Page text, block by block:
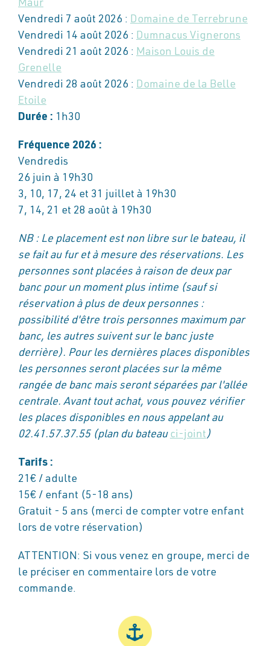
Maur
Vendredi 7 août 2026 : Domaine de Terrebrune
Vendredi 14 août 2026 : Dumnacus Vignerons
Vendredi 21 août 2026 : Maison Louis de
Grenelle
Vendredi 28 août 2026 : Domaine de la Belle
Etoile
Durée : 1h30
Fréquence 2026 :
Vendredis
26 juin à 19h30
3, 10, 17, 24 et 31 juillet à 19h30
7, 14, 21 et 28 août à 19h30
NB : Le placement est non libre sur le bateau, il
se fait au fur et à mesure des réservations. Les
personnes sont placées à raison de deux par
banc pour un moment plus intime (sauf si
réservation à plus de deux personnes :
possibilité d'être trois personnes maximum par
banc, les autres suivent sur le banc juste
derrière). Pour les dernières places disponibles
les personnes seront placées sur la même
rangée de banc mais seront séparées par l'allée
centrale. Avant tout achat, vous pouvez vérifier
les places disponibles en nous appelant au
02.41.57.37.55 (plan du bateau ci-joint)
Tarifs :
21€ / adulte
15€ / enfant (5-18 ans)
Gratuit - 5 ans (merci de compter votre enfant
lors de votre réservation)
ATTENTION: Si vous venez en groupe, merci de
le préciser en commentaire lors de votre
commande.